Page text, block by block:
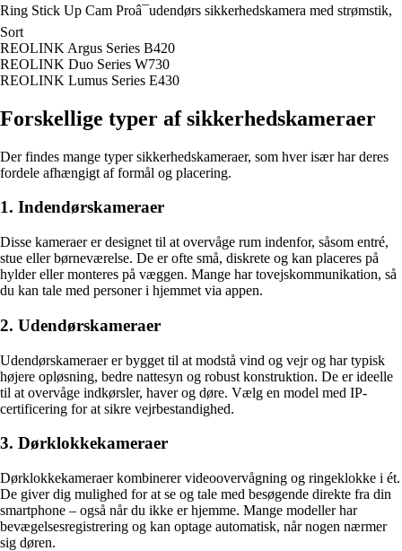
Ring Stick Up Cam Proâ¯udendørs sikkerhedskamera med strømstik,
Sort
REOLINK Argus Series B420
REOLINK Duo Series W730
REOLINK Lumus Series E430
Forskellige typer af sikkerhedskameraer
Der findes mange typer sikkerhedskameraer, som hver især har deres
fordele afhængigt af formål og placering.
1. Indendørskameraer
Disse kameraer er designet til at overvåge rum indenfor, såsom entré,
stue eller børneværelse. De er ofte små, diskrete og kan placeres på
hylder eller monteres på væggen. Mange har tovejskommunikation, så
du kan tale med personer i hjemmet via appen.
2. Udendørskameraer
Udendørskameraer er bygget til at modstå vind og vejr og har typisk
højere opløsning, bedre nattesyn og robust konstruktion. De er ideelle
til at overvåge indkørsler, haver og døre. Vælg en model med IP-
certificering for at sikre vejrbestandighed.
3. Dørklokkekameraer
Dørklokkekameraer kombinerer videoovervågning og ringeklokke i ét.
De giver dig mulighed for at se og tale med besøgende direkte fra din
smartphone – også når du ikke er hjemme. Mange modeller har
bevægelsesregistrering og kan optage automatisk, når nogen nærmer
sig døren.